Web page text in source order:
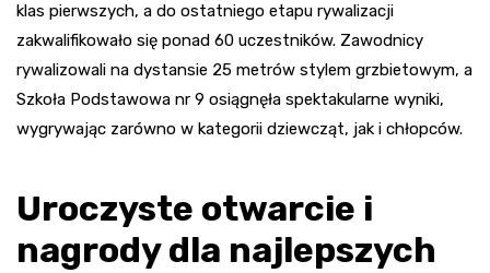
klas pierwszych, a do ostatniego etapu rywalizacji
zakwalifikowało się ponad 60 uczestników. Zawodnicy
rywalizowali na dystansie 25 metrów stylem grzbietowym, a
Szkoła Podstawowa nr 9 osiągnęła spektakularne wyniki,
wygrywając zarówno w kategorii dziewcząt, jak i chłopców.
Uroczyste otwarcie i
nagrody dla najlepszych